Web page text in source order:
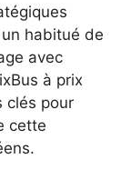
habitué de
avec
à prix
clés pour
cette